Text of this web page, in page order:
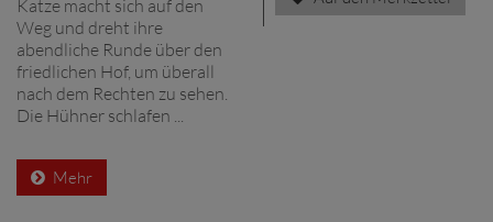
Katze macht sich auf den
Weg und dreht ihre
abendliche Runde über den
friedlichen Hof, um überall
nach dem Rechten zu sehen.
Die Hühner schlafen ...
Mehr